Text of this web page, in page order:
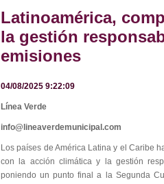
Latinoamérica,
la gestión
emisiones
04/08/2025 9:22:09
Línea Verde
info@lineaverdemunicipal.com
Los países de América Latina y el Caribe
con la acción climática y la gestión
poniendo un punto final a la Segunda